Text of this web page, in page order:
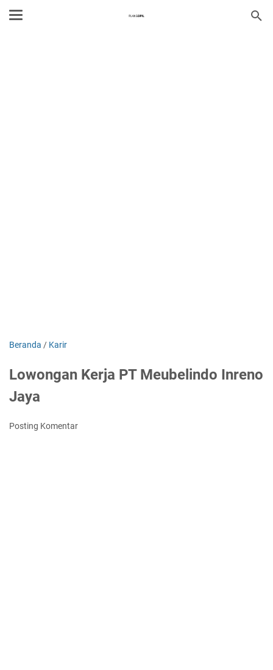
Beranda / Karir
Lowongan Kerja PT Meubelindo Inreno
Jaya
Posting Komentar